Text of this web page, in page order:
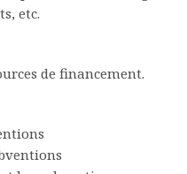
etc.
de financement.